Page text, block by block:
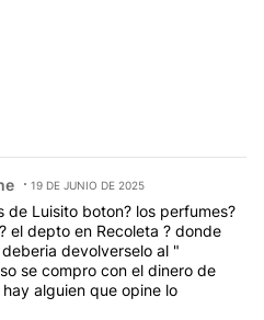
19 DE JUNIO DE 2025
de Luisito boton? los perfumes?
el depto en Recoleta ? donde
devolverselo al "
se compro con el dinero de
alguien que opine lo